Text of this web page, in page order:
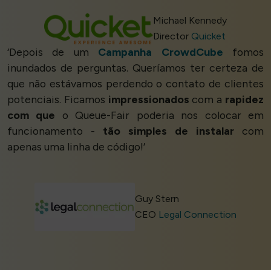
Michael Kennedy
Director Quicket
‘Depois de um Campanha CrowdCube fomos
inundados de perguntas. Queríamos ter certeza de
que não estávamos perdendo o contato de clientes
potenciais. Ficamos impressionados com a rapidez
com que o Queue-Fair poderia nos colocar em
funcionamento - tão simples de instalar com
apenas uma linha de código!’
Guy Stern
CEO Legal Connection